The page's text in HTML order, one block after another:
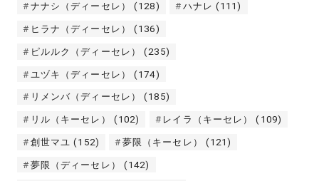
ナナシ（ディーセレ） (128) ハナレ (111)
ヒラナ（ディーセレ） (136)
ピルルク（ディーセレ） (235)
ユヅキ（ディーセレ） (174)
リメンバ（ディーセレ） (185)
リル（キーセレ） (102) レイラ（キーセレ） (109)
創世マユ (152) 夢限（キーセレ） (121)
夢限（ディーセレ） (142)